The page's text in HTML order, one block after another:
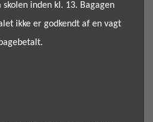
inden kl. 13. Bagagen
ikke er godkendt af en vagt